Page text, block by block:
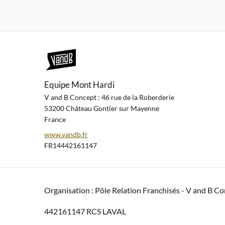
Equipe Mont Hardi
V and B Concept : 46 rue de la Roberderie
53200 Château Gontier sur Mayenne
France
www.vandb.fr
FR14442161147
Organisation : Pôle Relation Franchisés - V and B
442161147 RCS LAVAL